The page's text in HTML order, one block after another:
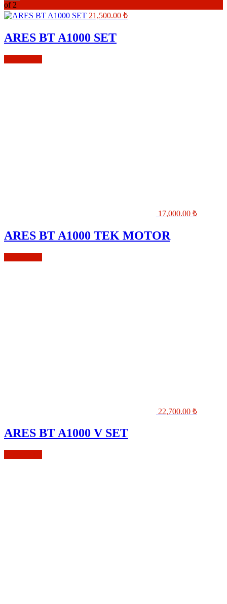
of 2
21,500.00 ₺
ARES BT A1000 SET
17,000.00 ₺
ARES BT A1000 TEK MOTOR
22,700.00 ₺
ARES BT A1000 V SET